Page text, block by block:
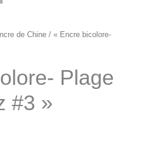
de Chine / « Encre bicolore-
Plage
#3 »